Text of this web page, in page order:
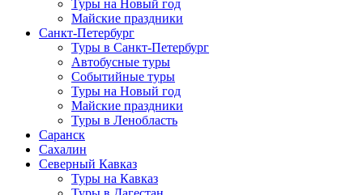
Туры на Новый год
Майские праздники
Санкт-Петербург
Туры в Санкт-Петербург
Автобусные туры
Событийные туры
Туры на Новый год
Майские праздники
Туры в Ленобласть
Саранск
Сахалин
Северный Кавказ
Туры на Кавказ